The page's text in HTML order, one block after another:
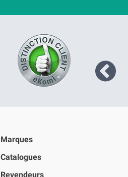
Marques
Catalogues
Revendeurs